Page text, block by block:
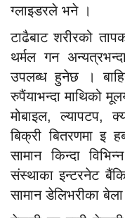
ग्लाइडरले भने ।
टाढैबाट शरीरको
थर्मल गन
उपलब्ध हुनेछ ।
रुपैंयाभन्दा माथिको
मोबाइल, ल्यापटप,
बिक्री बितरणमा इ
सामान किन्दा
संस्थाका इन्टरनेट
सामान डेलिभरीका